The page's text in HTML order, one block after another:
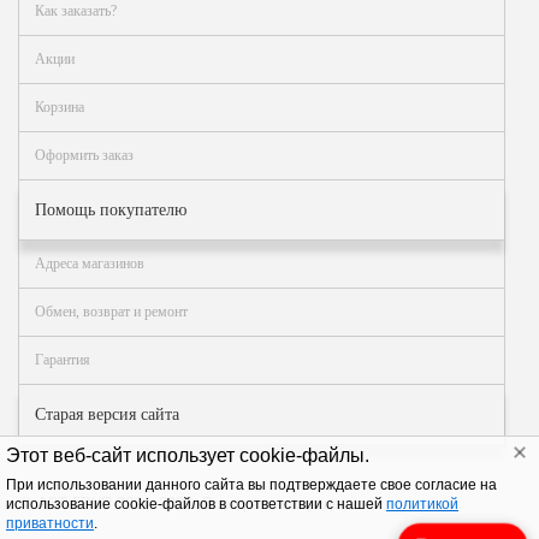
ФЖУ
Метрологическое
оборудование
Рукава, шланги и
техпластина МБС
арматура
Устройства
заземления
автоцистерн и
комплектующие
Продукция НПП
Газоаналитическое
оборудование
Эксплуатационное
оборудование
Как заказать?
Акции
Корзина
Оформить заказ
Помощь покупателю
Адреса магазинов
Обмен, возврат и ремонт
Гарантия
Старая версия сайта
© АЗТ ГРУП 2004–2026. Все права защищены.
Этот веб-сайт использует cookie-файлы.
При использовании данного сайта вы подтверждаете свое согласие на
использование cookie-файлов в соответствии с нашей политикой
приватности.